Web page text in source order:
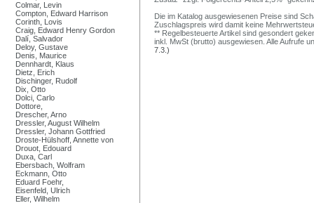
Colmar, Levin
Compton, Edward Harrison
Corinth, Lovis
Craig, Edward Henry Gordon
Dalí, Salvador
Deloy, Gustave
Denis, Maurice
Dennhardt, Klaus
Dietz, Erich
Dischinger, Rudolf
Dix, Otto
Dolci, Carlo
Dottore,
Drescher, Arno
Dressler, August Wilhelm
Dressler, Johann Gottfried
Droste-Hülshoff, Annette von
Drouot, Edouard
Duxa, Carl
Ebersbach, Wolfram
Eckmann, Otto
Eduard Foehr,
Eisenfeld, Ulrich
Eller, Wilhelm
Die im Katalog ausgewiesenen Preise sind
Zuschlagspreis wird damit keine
** Regelbesteuerte Artikel sind gesondert
inkl. MwSt (brutto) ausgewiesen. Alle Aufrufe
7.3.)